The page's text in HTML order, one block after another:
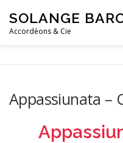
SOLANGE
Accordéons & Cie
Appassiunata –